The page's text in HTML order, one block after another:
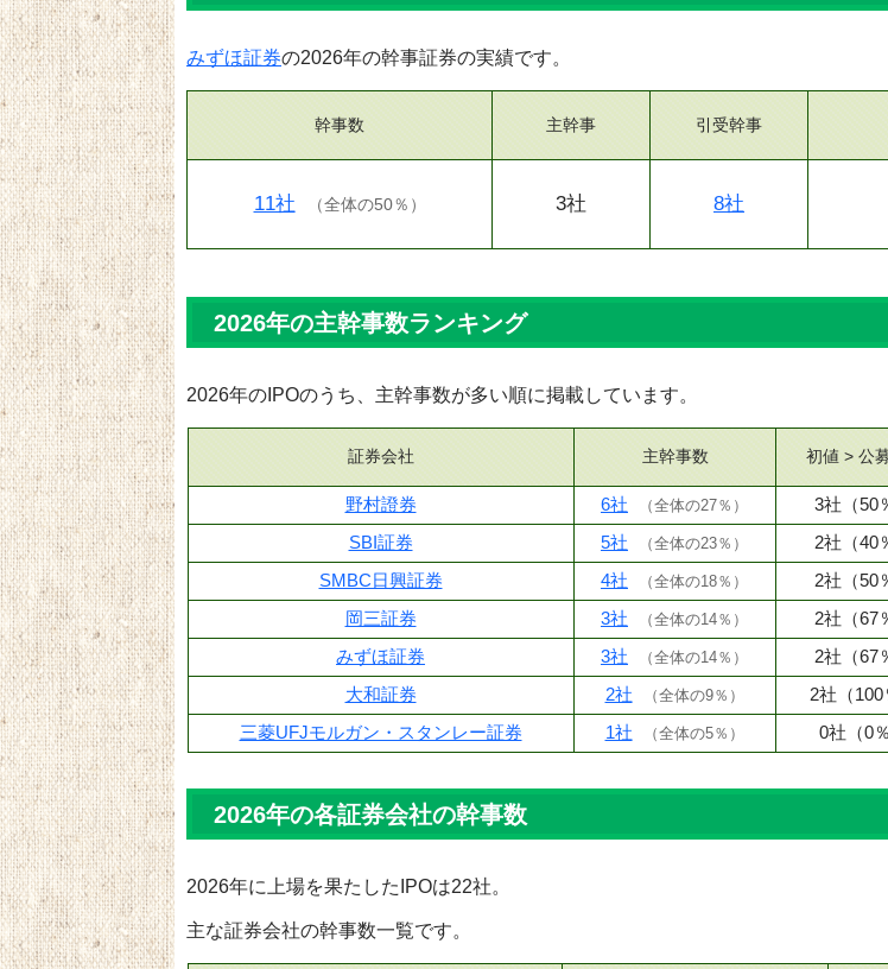
みずほ証券の2026年の幹事証券の実績です。
幹事数
11社 （全体の50％ ）
主幹事
3社
引受幹事
8社
2026年の主幹事数ランキング
2026年のIPOのうち、主幹事数が多い順に掲載しています。
証券会社 主幹事数 初値 > 公
野村證券 6社 （全体の27％ ） 3社 （50
SBI証券
5社 （全体の23％ ） 2社 （40
SMBC日興証券
4社 （全体の18％ ） 2社 （50
岡三証券
3社 （全体の14％ ） 2社 （67
みずほ証券
3社 （全体の14％ ） 2社 （67
大和証券
2社 （全体の9％ ） 2社 （100
三菱UFJモルガン・スタンレー証券
1社 （全体の5％ ） 0社 （0
2026年の各証券会社の幹事数
2026年に上場を果たしたIPOは22社。
主な証券会社の幹事数一覧です。